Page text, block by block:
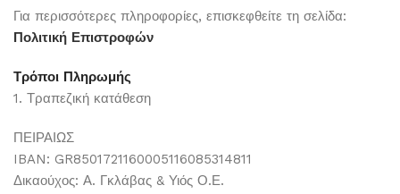
Για περισσότερες πληροφορίες, επισκεφθείτε τη σελίδα:
Πολιτική Επιστροφών
Τρόποι Πληρωμής
1. Τραπεζική κατάθεση
ΠΕΙΡΑΙΩΣ
IBAN: GR8501721160005116085314811
Δικαούχος: Α. Γκλάβας & Υιός Ο.Ε.